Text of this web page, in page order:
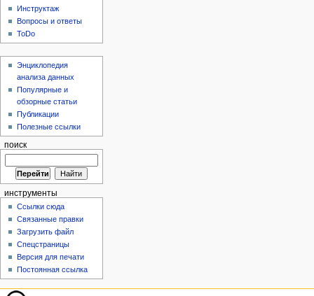
Инструктаж
Вопросы и ответы
ToDo
Энциклопедия
анализа данных
Популярные и
обзорные статьи
Публикации
Полезные ссылки
поиск
инструменты
Ссылки сюда
Связанные правки
Загрузить файл
Спецстраницы
Версия для печати
Постоянная ссылка